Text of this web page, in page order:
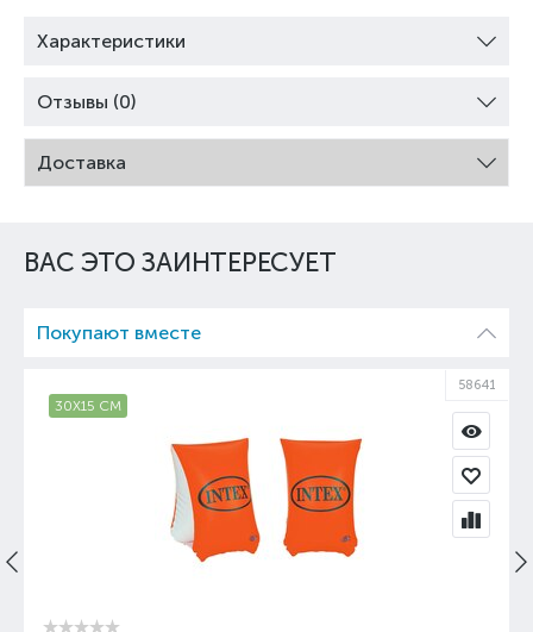
Характеристики
Отзывы (0)
Доставка
ВАС ЭТО ЗАИНТЕРЕСУЕТ
Покупают вместе
30Х15 СМ
58641